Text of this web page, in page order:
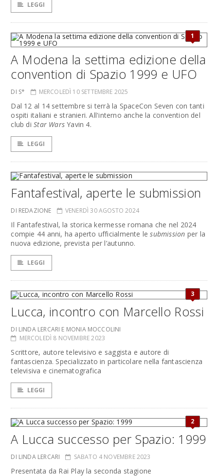
LEGGI
1
A Modena la settima edizione della
convention di Spazio 1999 e UFO
DI S* MERCOLEDÌ 10 SETTEMBRE 2025
Dal 12 al 14 settembre si terrà la SpaceCon Seven con tanti
ospiti italiani e stranieri. All'interno anche la convention del
club diStar WarsYavin 4.
LEGGI
Fantafestival, aperte le submission
DI REDAZIONE VENERDÌ 30 AGOSTO 2024
Il Fantafestival, la storica kermesse romana che nel 2024
compie 44 anni, ha aperto ufficialmente lesubmission per la
nuova edizione, prevista per l’autunno.
LEGGI
3
Lucca, incontro con Marcello Rossi
DI LINDA LERCARI E MONIA MOCCOLINI
MERCOLEDÌ 8 NOVEMBRE 2023
Scrittore, autore televisivo e saggista e autore di
fantascienza. Specializzato in particolare nella fantascienza
televisiva e cinematografica
LEGGI
2
A Lucca successo per Spazio: 1999
DI LINDA LERCARI SABATO 4 NOVEMBRE 2023
Presentata da Rai Play la seconda stagione